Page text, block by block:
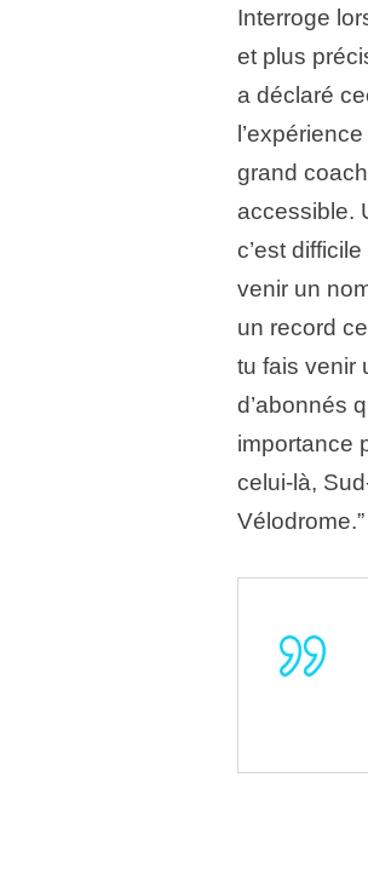
Interroge
et plus
a déclaré
grand
accessible.
c’est
venir un
un record
tu fais venir
d’abonnés
importance
celui-là,
Vélodrome.”